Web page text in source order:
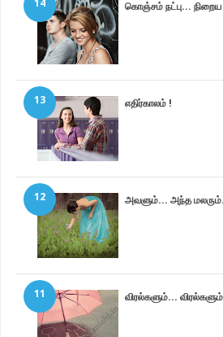
கொஞ்சம் நட்பு...
14
எதிர்காலம் !
13
அவளும்... அந்த
12
விரல்களும்...
11